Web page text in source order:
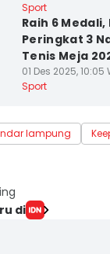
Sport
Raih 6
Peringkat 3
Tenis Meja
01 Des 2025, 10:05
Sport
lampung
di